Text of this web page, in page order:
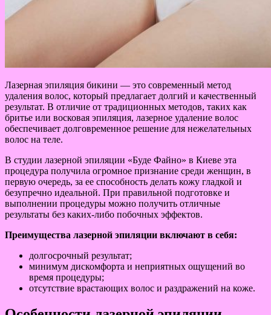
Лазерная эпиляция бикини — это современный метод
удаления волос, который предлагает долгий и качественный
результат. В отличие от традиционных методов, таких как
бритье или восковая эпиляция, лазерное удаление волос
обеспечивает долговременное решение для нежелательных
волос на теле.
В студии лазерной эпиляции «Буде Файно» в Киеве эта
процедура получила огромное признание среди женщин, в
первую очередь, за ее способность делать кожу гладкой и
безупречно идеальной. При правильной подготовке и
выполнении процедуры можно получить отличные
результаты без каких-либо побочных эффектов.
Преимущества лазерной эпиляции включают в себя:
долгосрочный результат;
минимум дискомфорта и неприятных ощущений во
время процедуры;
отсутствие врастающих волос и раздражений на коже.